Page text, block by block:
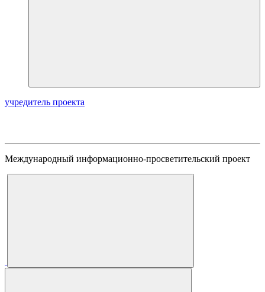
учредитель проекта
Международный информационно-просветительский проект